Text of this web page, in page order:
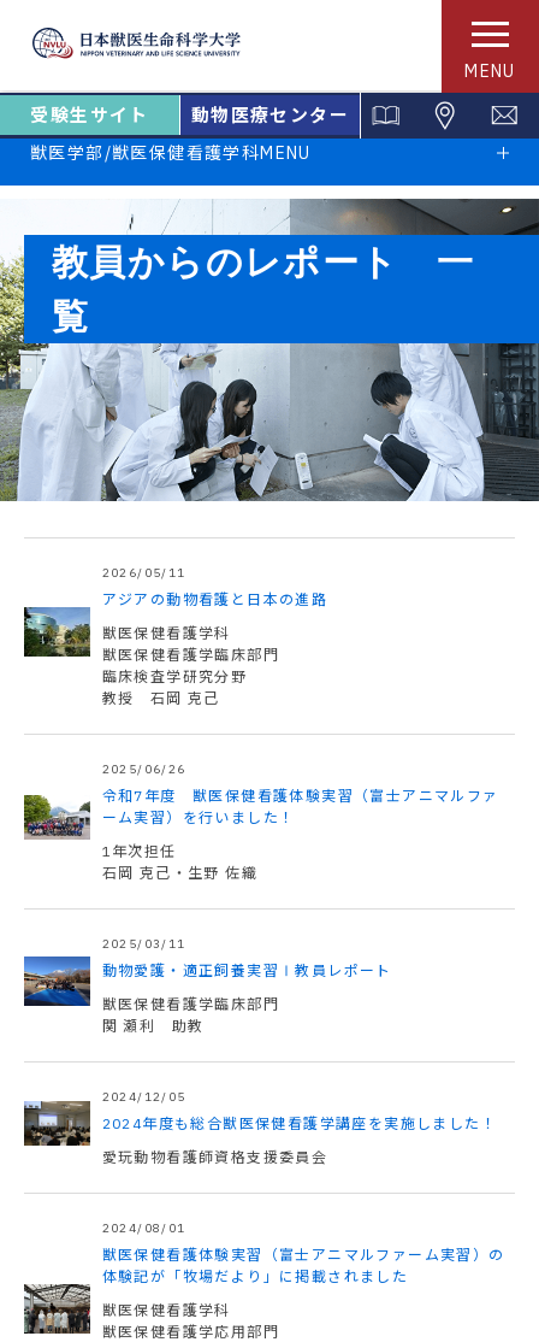
MENU
受験生サイト 動物医療センター
教員からのレポート 一
覧
獣医学部/獣医保健看護学科MENU
2026/05/11
アジアの動物看護と日本の進路
獣医保健看護学科
獣医保健看護学臨床部門
臨床検査学研究分野
教授 石岡 克己
2025/06/26
令和7年度 獣医保健看護体験実習（富士アニマルファ
ーム実習）を行いました！
1年次担任
石岡 克己・生野 佐織
2025/03/11
動物愛護・適正飼養実習Ⅰ教員レポート
獣医保健看護学臨床部門
関 瀬利 助教
2024/12/05
2024年度も総合獣医保健看護学講座を実施しました！
愛玩動物看護師資格支援委員会
2024/08/01
獣医保健看護体験実習（富士アニマルファーム実習）の
体験記が「牧場だより」に掲載されました
獣医保健看護学科
獣医保健看護学応用部門